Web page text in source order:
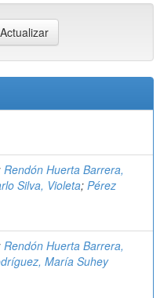
Rendón Huerta Barrera,
Silva, Violeta; Pérez
Rendón Huerta Barrera,
María Suhey